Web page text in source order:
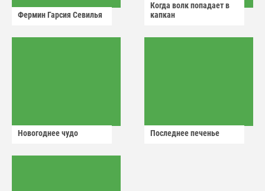
Фермин Гарсия Севилья
Когда волк попадает в
капкан
Новогоднее чудо Последнее печенье